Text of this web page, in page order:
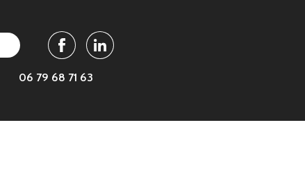
FacebookLinkedin
06 79 68 71 63